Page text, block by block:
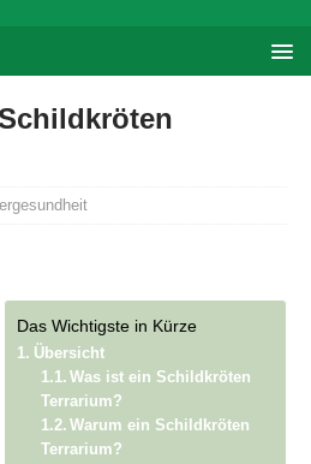
Das Wichtigste in Kürze
Übersicht
Was ist ein Schildkröten
Terrarium?
Warum ein Schildkröten
Terrarium?